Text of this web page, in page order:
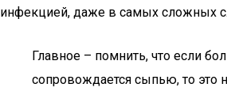
инфекцией, даже в самых сложных
Главное – помнить, что если
сопровождается сыпью, то это